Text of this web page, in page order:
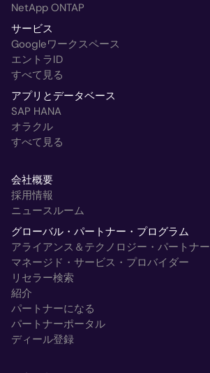
NetApp ONTAP
サービス
Googleワークスペース
エントラID
すべて見る
アプリとデータベース
SAP HANA
オラクル
すべて見る
会社概要
採用情報
ニュースルーム
グローバル・パートナー・プログラム
アライアンス＆テクノロジー・パートナー
マネージド・サービス・プロバイダー
リセラー検索
紹介
パートナーになる
パートナーポータル
ディール登録